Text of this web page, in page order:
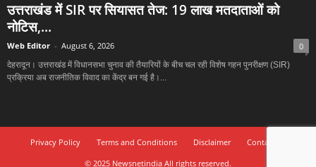
उत्तराखंड में SIR पर सियासत तेज: 19 लाख मतदाताओं को
नोटिस,...
Web Editor - August 6, 2026 0
देहरादून। उत्तराखंड में विधानसभा चुनाव की तैयारियों के बीच चल रही विशेष गहन पुनरीक्षण (SIR)
प्रक्रिया अब राजनीतिक विवाद का केंद्र बन गई है।...
Privacy Policy Terms and Conditions Disclaimer
Contact Us
© 2025 Newsnetindia All rights reserved.